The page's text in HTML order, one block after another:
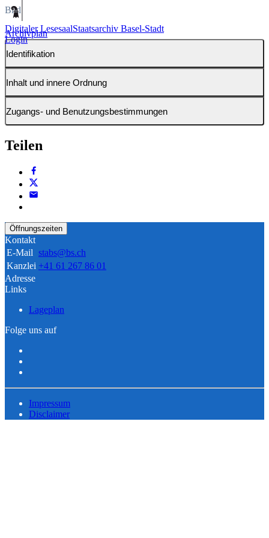
Digitaler LesesaalStaatsarchiv Basel-Stadt
Login
Bild
Archivplan
Identifikation
Inhalt und innere Ordnung
Zugangs- und Benutzungsbestimmungen
Teilen
Öffnungszeiten
Kontakt
E-Mail stabs@bs.ch
Kanzlei +41 61 267 86 01
Adresse
Links
Lageplan
Folge uns auf
Impressum
Disclaimer